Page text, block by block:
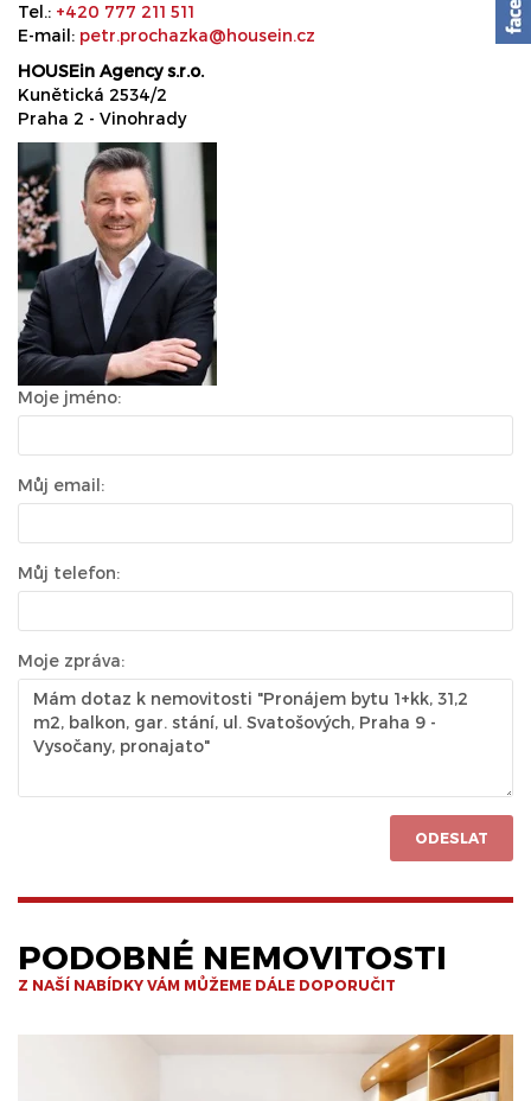
Tel.: +420 777 211 511
E-mail: petr.prochazka@housein.cz
HOUSEin Agency s.r.o.
Kunětická 2534/2
Praha 2 - Vinohrady
Moje jméno:
Můj email:
Můj telefon:
Moje zpráva:
ODESLAT
PODOBNÉ NEMOVITOSTI
Z NAŠÍ NABÍDKY VÁM MŮŽEME DÁLE DOPORUČIT